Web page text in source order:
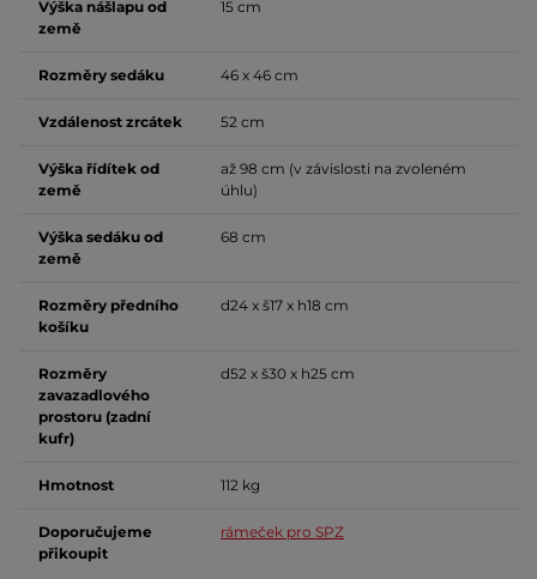
Výška nášlapu od
země
15 cm
Rozměry sedáku 46 x 46 cm
Vzdálenost zrcátek 52 cm
Výška řídítek od
země
až 98 cm (v závislosti na zvoleném
úhlu)
Výška sedáku od
země
68 cm
Rozměry předního
košíku
d24 x š17 x h18 cm
Rozměry
zavazadlového
prostoru (zadní
kufr)
d52 x š30 x h25 cm
Hmotnost 112 kg
Doporučujeme
přikoupit
rámeček pro SPZ